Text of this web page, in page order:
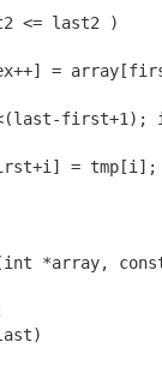
<= last2 )
=
first+1);
= tmp[i];
*array,